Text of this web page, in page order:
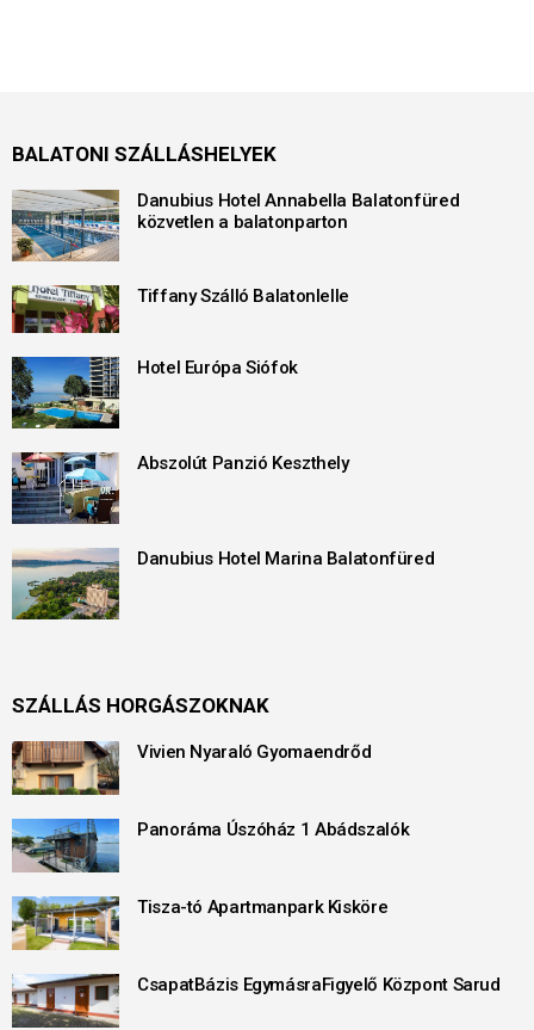
BALATONI SZÁLLÁSHELYEK
Danubius Hotel Annabella Balatonfüred
közvetlen a balatonparton
Tiffany Szálló Balatonlelle
Hotel Európa Siófok
Abszolút Panzió Keszthely
Danubius Hotel Marina Balatonfüred
SZÁLLÁS HORGÁSZOKNAK
Vivien Nyaraló Gyomaendrőd
Panoráma Úszóház 1 Abádszalók
Tisza-tó Apartmanpark Kisköre
CsapatBázis EgymásraFigyelő Központ Sarud